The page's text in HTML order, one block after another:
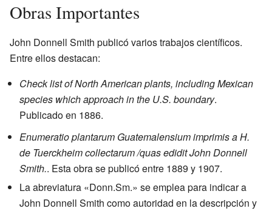
Obras Importantes
John Donnell Smith publicó varios trabajos científicos.
Entre ellos destacan:
Check list of North American plants, including Mexican
species which approach in the U.S. boundary.
Publicado en 1886.
Enumeratio plantarum Guatemalensium imprimis a H.
de Tuerckheim collectarum /quas edidit John Donnell
Smith.. Esta obra se publicó entre 1889 y 1907.
La abreviatura «Donn.Sm.» se emplea para indicar a
John Donnell Smith como autoridad en la descripción y